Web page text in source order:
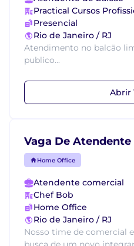
Practical Cursos
Presencial
Rio de Janeiro / RJ
Atendimento no balcão
publico...
Abrir
Vaga De
Home Office
Atendente comercial
Chef Bob
Home Office
Rio de Janeiro / RJ
Nosso time de comercial